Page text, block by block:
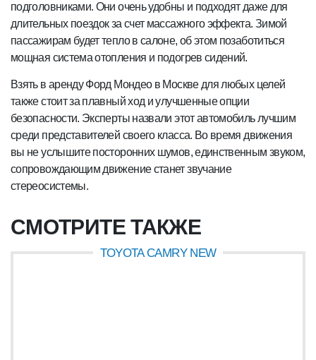
подголовниками. Они очень удобны и подходят даже для
длительных поездок за счет массажного эффекта. Зимой
пассажирам будет тепло в салоне, об этом позаботиться
мощная система отопления и подогрев сидений.
Взять в аренду Форд Мондео в Москве для любых целей
также стоит за плавный ход и улучшенные опции
безопасности. Эксперты назвали этот автомобиль лучшим
среди представителей своего класса. Во время движения
вы не услышите посторонних шумов, единственным звуком,
сопровождающим движение станет звучание
стереосистемы.
СМОТРИТЕ ТАКЖЕ
TOYOTA CAMRY NEW